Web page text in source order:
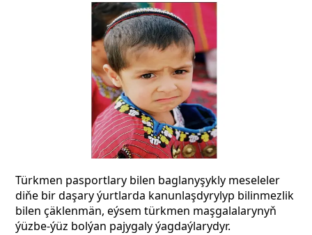
Türkmen pasportlary bilen baglanyşykly meseleler
diňe bir daşary ýurtlarda kanunlaşdyrylyp bilinmezlik
bilen çäklenmän, eýsem türkmen maşgalalarynyň
ýüzbe-ýüz bolýan pajygaly ýagdaýlarydyr.